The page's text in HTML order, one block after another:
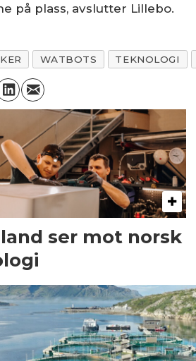
på plass, avslutter Lillebo.
WATBOTS TEKNOLOGI
ser mot norsk